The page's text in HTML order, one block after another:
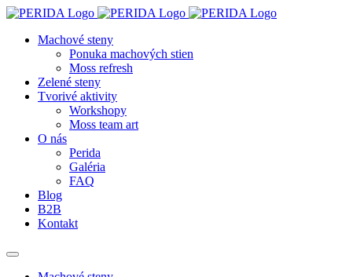
Machové steny
Ponuka machových stien
Moss refresh
Zelené steny
Tvorivé aktivity
Workshopy
Moss team art
O nás
Perida
Galéria
FAQ
Blog
B2B
Kontakt